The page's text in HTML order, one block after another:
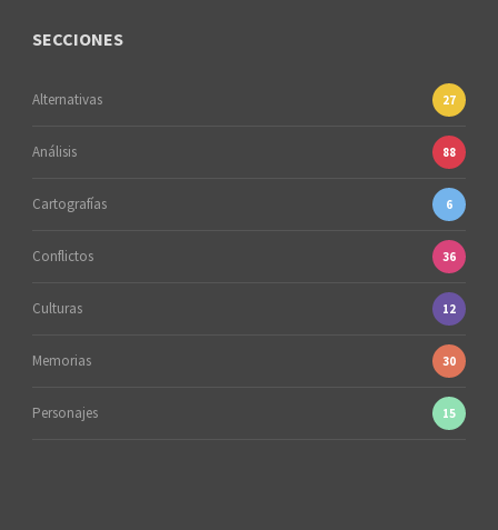
SECCIONES
Alternativas 27
Análisis 88
Cartografías 6
Conflictos 36
Culturas 12
Memorias 30
Personajes 15